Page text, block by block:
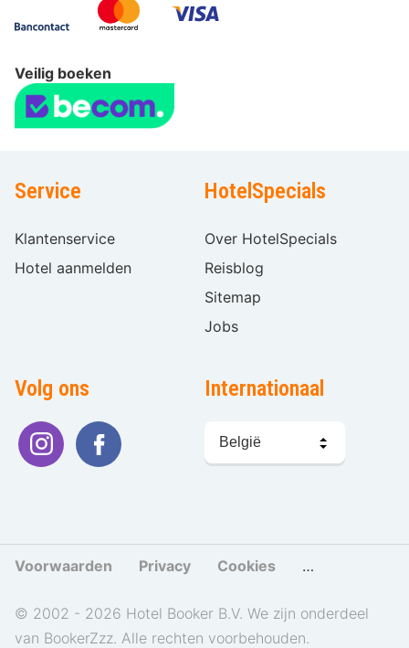
Veilig boeken
Service
Klantenservice
Hotel aanmelden
HotelSpecials
Over HotelSpecials
Reisblog
Sitemap
Jobs
Volg ons Internationaal
kiezen
Voorwaarden Privacy Cookies Cookies
© 2002 - 2026 Hotel Booker B.V. We zijn onderdeel
van BookerZzz. Alle rechten voorbehouden.